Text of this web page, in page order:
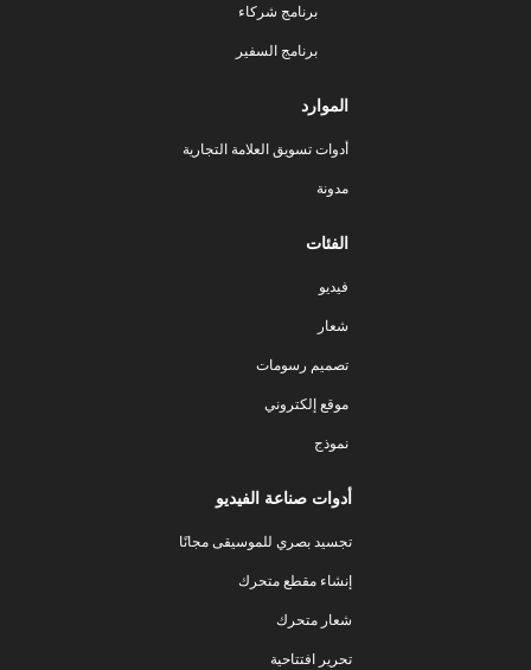
برنامج شركاء
برنامج السفير
الموارد
أدوات تسويق العلامة التجارية
مدونة
الفئات
فيديو
شعار
تصميم رسومات
موقع إلكتروني
نموذج
أدوات صناعة الفيديو
تجسيد بصري للموسيقى مجانًا
إنشاء مقطع متحرك
شعار متحرك
تحرير افتتاحية